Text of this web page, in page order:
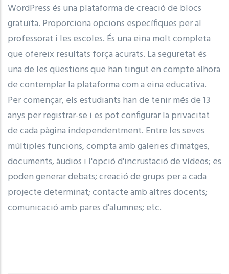
WordPress és una plataforma de creació de blocs
gratuïta. Proporciona opcions específiques per al
professorat i les escoles. És una eina molt completa
que ofereix resultats força acurats. La seguretat és
una de les qüestions que han tingut en compte alhora
de contemplar la plataforma com a eina educativa.
Per començar, els estudiants han de tenir més de 13
anys per registrar-se i es pot configurar la privacitat
de cada pàgina independentment. Entre les seves
múltiples funcions, compta amb galeries d'imatges,
documents, àudios i l'opció d'incrustació de vídeos; es
poden generar debats; creació de grups per a cada
projecte determinat; contacte amb altres docents;
comunicació amb pares d'alumnes; etc.